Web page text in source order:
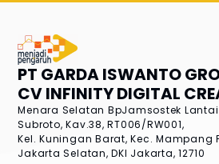
PT GARDA ISWANTO
CV INFINITY DIGITAL
Menara Selatan BpJamsostek Lantai
Subroto, Kav.38, RT006/RW001,
Kel. Kuningan Barat, Kec. Mampang
Jakarta Selatan, DKI Jakarta, 12710